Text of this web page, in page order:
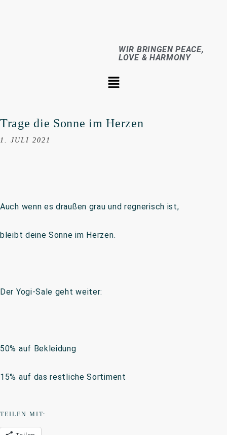
WIR BRINGEN PEACE,
LOVE & HARMONY
Trage die Sonne im Herzen
1. JULI 2021
Auch wenn es draußen grau und regnerisch ist,
bleibt deine Sonne im Herzen.
Der Yogi-Sale geht weiter:
50% auf Bekleidung
15% auf das restliche Sortiment
TEILEN MIT: